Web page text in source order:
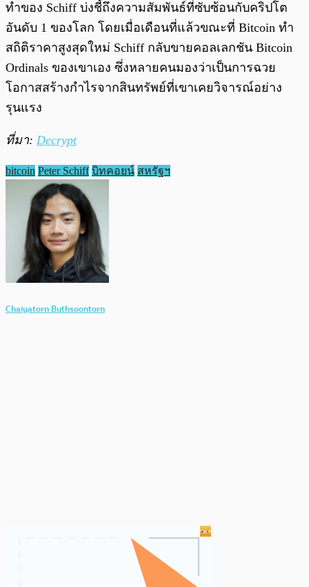
ทำของ Schiff บ่งชี้ถึงความสัมพันธ์ที่ซับซ้อนกับคริปโต
อันดับ 1 ของโลก โดยเมื่อเดือนที่แล้วขณะที่ Bitcoin ทำ
สถิติราคาสูงสุดใหม่ Schiff กลับขายคอลเลกชัน Bitcoin
Ordinals ของเขาเอง ซึ่งหลายคนมองว่าเป็นการฉวย
โอกาสสร้างกำไรจากสินทรัพย์ที่เขาเคยวิจารณ์อย่าง
รุนแรง
ที่มา: Decrypt
bitcoin Peter Schiff บิทคอยน์ สหรัฐฯ
Chaiyatorn Buthsoontorn